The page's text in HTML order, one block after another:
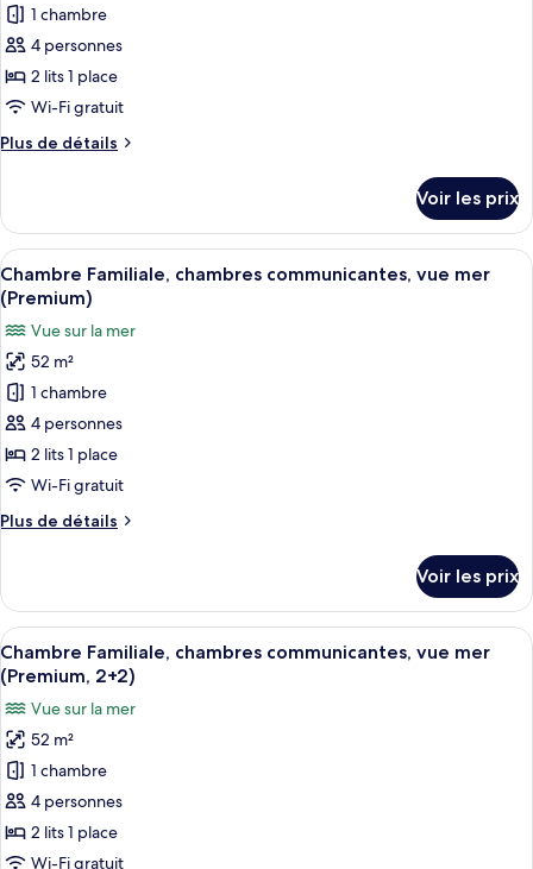
vue
mer
ce
type
de
chambre :
Familiale,
vue
mer
(2+2)
1 chambre
4 personnes
2 lits 1 place
Wi-Fi gratuit
Plus de détails
Plus
le
type
de
chambre
Chambre
Familiale,
chambres
communicantes,
vue
mer
Voir les prix
Afficher
toutes
les
photos
pour
ce
type
de
chambre :
Familiale,
vue
mer
(Premium)
Une chambre d’hôtel avec deux
6
Chambre Familiale, chambres communicantes, vue mer
(Premium)
Vue sur la mer
52 m²
1 chambre
4 personnes
2 lits 1 place
Wi-Fi gratuit
Plus de détails
Plus
le
type
de
chambre
Chambre
Familiale,
chambres
communicantes,
vue
mer
Voir les prix
Afficher
toutes
les
photos
pour
ce
type
de
chambre :
Une chambre d’hôtel avec deux
6
Chambre Familiale, chambres communicantes, vue mer
(Premium, 2+2)
Vue sur la mer
52 m²
1 chambre
4 personnes
2 lits 1 place
Wi-Fi gratuit